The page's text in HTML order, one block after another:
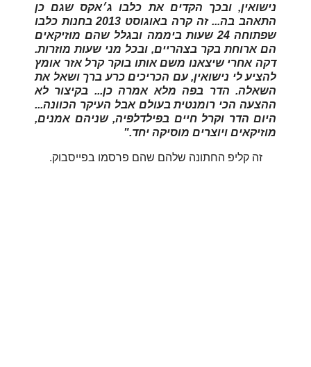
נישואין, ובכך הקדים את כלבו ג׳אקס שגם כן
התאהב בה... זה קרה באוגוסט 2013 בחנות כלבו
שפתוחה 24 שעות ביממה ובגלל שהם מוזיקאים
הם ארוחת בקר בצהריים, ובכל מני שעות מוזרות.
דקה אחרי שיצאנו משם אותו בוקר קרל אזר אומץ
להציע לי נישואין, עם הכריכים כרע ברך ושאל את
השאלה. הדר בפה מלא אמרה כן... בקיצור לא
ההצעה הכי רומנטית בעולם אבל העיקר הכוונה...
היום הדר וקרל חיים בפילדלפיה, שניהם אמנים,
מוזיקאים ויוצרים מוסיקה יחד."
זה קליפ החתונה שלהם שהם פרסמו בפייסבוק.